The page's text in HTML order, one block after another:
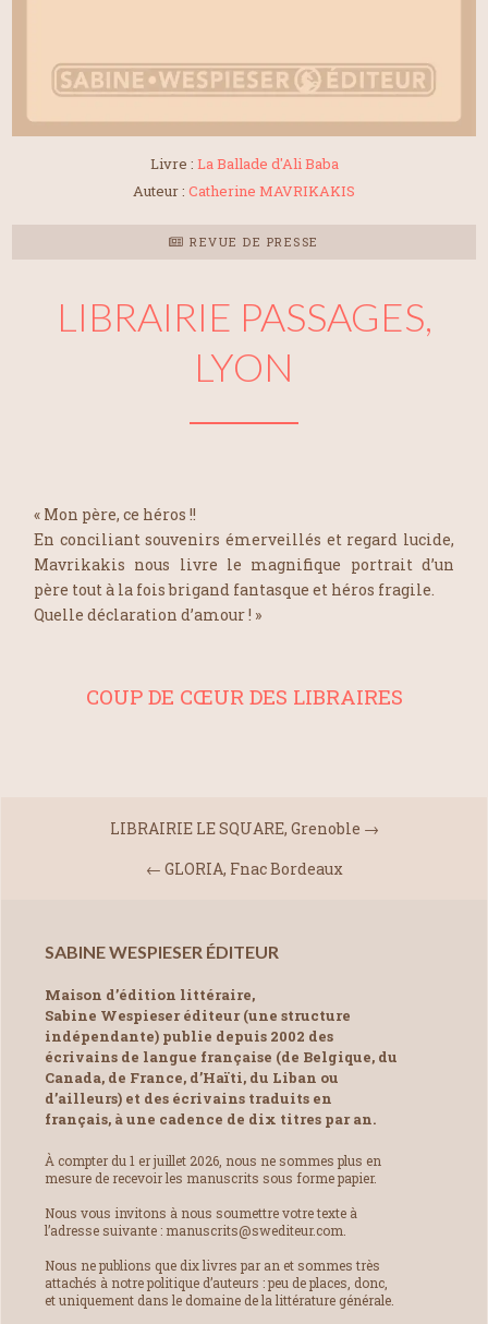
Livre : La Ballade d'Ali Baba
Auteur : Catherine MAVRIKAKIS
REVUE DE PRESSE
LIBRAIRIE PASSAGES,
LYON
« Mon père, ce héros !!
En conciliant souvenirs émerveillés et regard lucide,
Mavrikakis nous livre le magnifique portrait d’un
père tout à la fois brigand fantasque et héros fragile.
Quelle déclaration d’amour ! »
COUP DE CŒUR DES LIBRAIRES
LIBRAIRIE LE SQUARE, Grenoble →
← GLORIA, Fnac Bordeaux
SABINE WESPIESER ÉDITEUR
Maison d’édition littéraire,
Sabine Wespieser éditeur (une structure
indépendante) publie depuis 2002 des
écrivains de langue française (de Belgique, du
Canada, de France, d’Haïti, du Liban ou
d’ailleurs) et des écrivains traduits en
français, à une cadence de dix titres par an.
À compter du 1 er juillet 2026, nous ne sommes plus en
mesure de recevoir les manuscrits sous forme papier.
Nous vous invitons à nous soumettre votre texte à
l’adresse suivante : manuscrits@swediteur.com.
Nous ne publions que dix livres par an et sommes très
attachés à notre politique d’auteurs : peu de places, donc,
et uniquement dans le domaine de la littérature générale.